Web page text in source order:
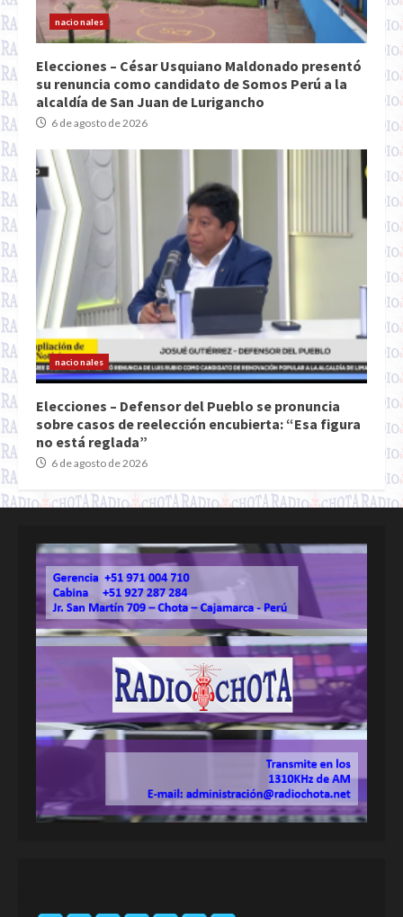
nacionales
Elecciones – César Usquiano Maldonado presentó
su renuncia como candidato de Somos Perú a la
alcaldía de San Juan de Lurigancho
6 de agosto de 2026
nacionales
Elecciones – Defensor del Pueblo se pronuncia
sobre casos de reelección encubierta: “Esa figura
no está reglada”
6 de agosto de 2026